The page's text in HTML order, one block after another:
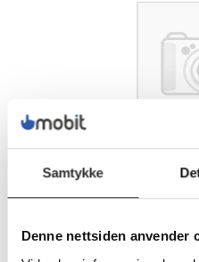
Samtykke
Denne nettsiden anvender